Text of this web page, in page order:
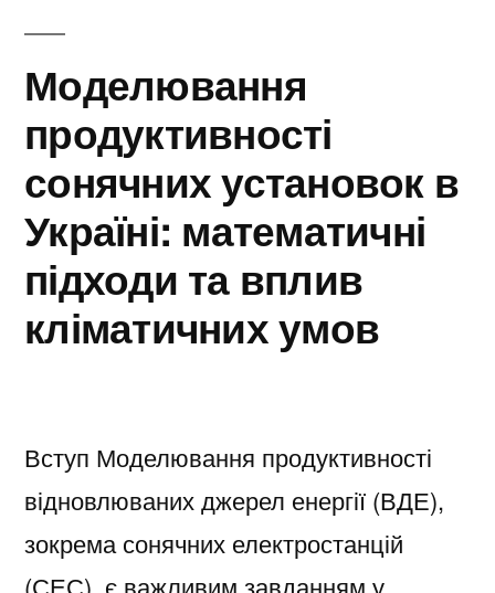
Моделювання
продуктивності
сонячних установок в
Україні: математичні
підходи та вплив
кліматичних умов
Вступ Моделювання продуктивності
відновлюваних джерел енергії (ВДЕ),
зокрема сонячних електростанцій
(СЕС), є важливим завданням у